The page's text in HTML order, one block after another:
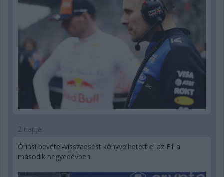
2 napja
Óriási bevétel-visszaesést könyvelhetett el az F1 a
második negyedévben